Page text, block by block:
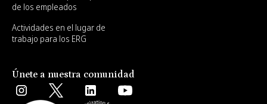
de los empleados
Actividades en el lugar de
trabajo para los ERG
Únete a nuestra comunidad